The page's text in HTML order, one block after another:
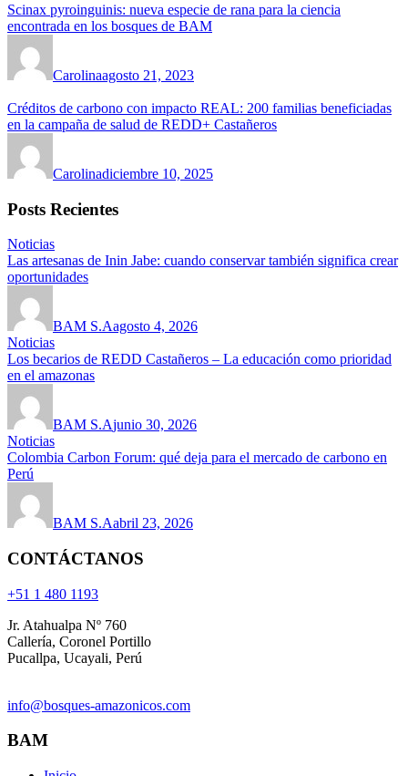
Scinax pyroinguinis: nueva especie de rana para la ciencia
encontrada en los bosques de BAM
Carolinaagosto 21, 2023
Créditos de carbono con impacto REAL: 200 familias beneficiadas
en la campaña de salud de REDD+ Castañeros
Carolinadiciembre 10, 2025
Posts Recientes
Noticias
Las artesanas de Inin Jabe: cuando conservar también significa crear
oportunidades
BAM S.Aagosto 4, 2026
Noticias
Los becarios de REDD Castañeros – La educación como prioridad
en el amazonas
BAM S.Ajunio 30, 2026
Noticias
Colombia Carbon Forum: qué deja para el mercado de carbono en
Perú
BAM S.Aabril 23, 2026
CONTÁCTANOS
+51 1 480 1193
Jr. Atahualpa Nº 760
Callería, Coronel Portillo
Pucallpa, Ucayali, Perú
info@bosques-amazonicos.com
BAM